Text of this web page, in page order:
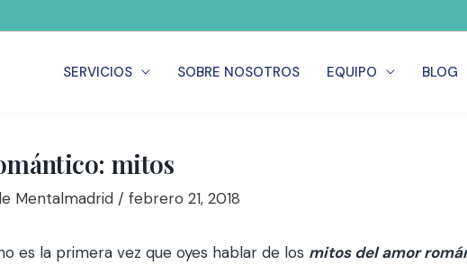
SERVICIOS SOBRE NOSOTROS EQUIPO BLOG
mitos
Mentalmadrid / febrero 21, 2018
es la primera vez que oyes hablar de los mitos del amor